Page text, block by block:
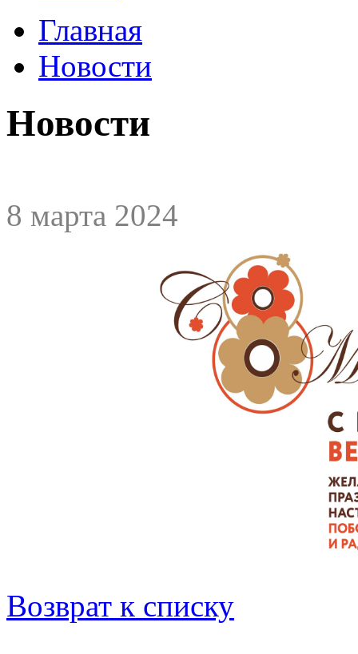
Главная
Новости
Новости
8 марта 2024
Возврат к списку